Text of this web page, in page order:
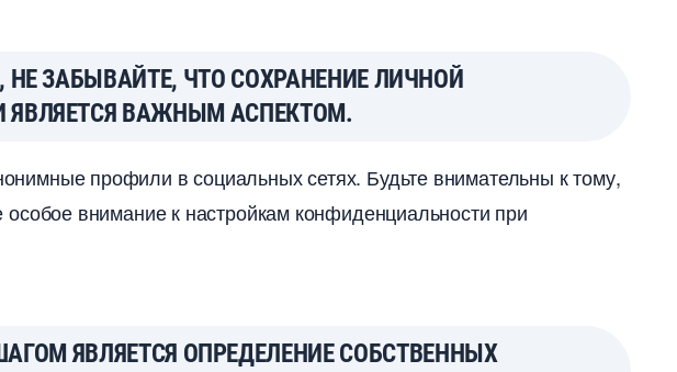
ЗАБЫВАЙТЕ, ЧТО СОХРАНЕНИЕ ЛИЧНОЙ
ЯВЛЯЕТСЯ ВАЖНЫМ АСПЕКТОМ.
профили в социальных сетях. Будьте внимательны к тому,
особое внимание к настройкам конфиденциальности при
ЯВЛЯЕТСЯ ОПРЕДЕЛЕНИЕ СОБСТВЕННЫХ